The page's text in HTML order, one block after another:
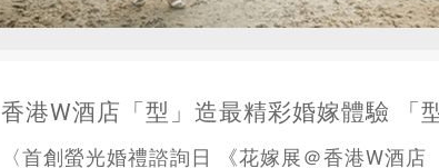
香港W酒店「型」造最精彩婚嫁體驗 「
〈首創螢光婚禮諮詢日 《花嫁展＠香港W酒